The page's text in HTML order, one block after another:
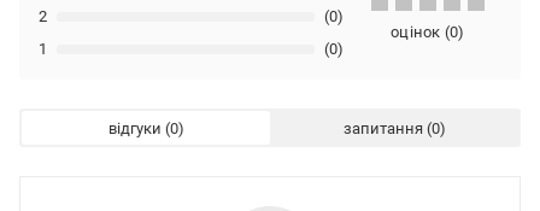
1 (0)
2 (0)
оцінок (0)
відгуки запитання